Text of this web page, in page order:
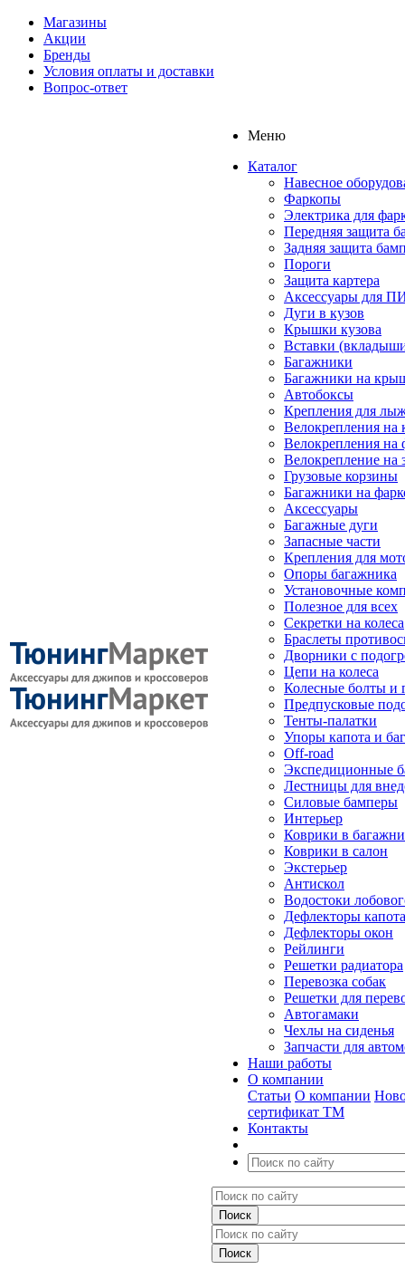
Магазины
Акции
Бренды
Условия оплаты и доставки
Вопрос-ответ
Меню
Каталог
Навесное
Фаркопы
Электрика для
Передняя защита
Задняя защита
Пороги
Защита картера
Аксессуары для
Дуги в кузов
Крышки кузова
Вставки
Багажники
Багажники на
Автобоксы
Крепления для
Велокрепления
Велокрепления на
Велокрепление на
Грузовые корзины
Багажники на
Аксессуары
Багажные дуги
Запасные части
Крепления для
Опоры багажника
Установочные
Полезное для всех
Секретки на колеса
Браслеты
Дворники с
Цепи на колеса
Колесные болты и
Предпусковые
Тенты-палатки
Упоры капота и
Off-road
Экспедиционные
Лестницы для
Силовые бамперы
Интерьер
Коврики в
Коврики в салон
Экстерьер
Антискол
Водостоки
Дефлекторы капота
Дефлекторы окон
Рейлинги
Решетки радиатора
Перевозка собак
Решетки для
Автогамаки
Чехлы на сиденья
Запчасти для
Наши работы
О компании
Статьи О компании
сертификат ТМ
Контакты